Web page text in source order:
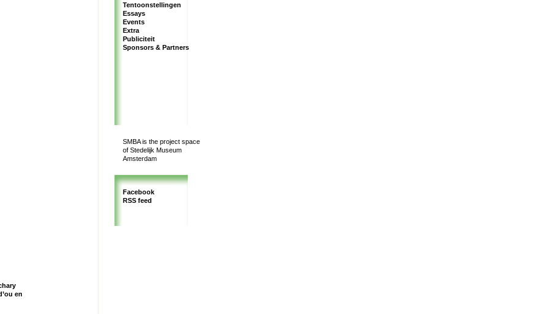
en
Tentoonstellingen
Essays
Events
Extra
Publiciteit
Sponsors & Partners
SMBA is the project space
of Stedelijk Museum
Amsterdam
Facebook
RSS feed